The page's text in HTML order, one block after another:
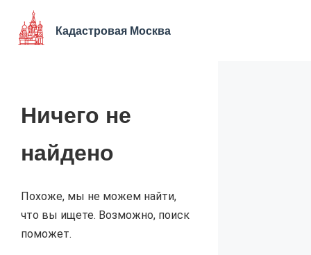
Перейти
содержимому
Кадастровая Москва
Ничего не
найдено
Похоже, мы не можем найти,
что вы ищете. Возможно, поиск
поможет.